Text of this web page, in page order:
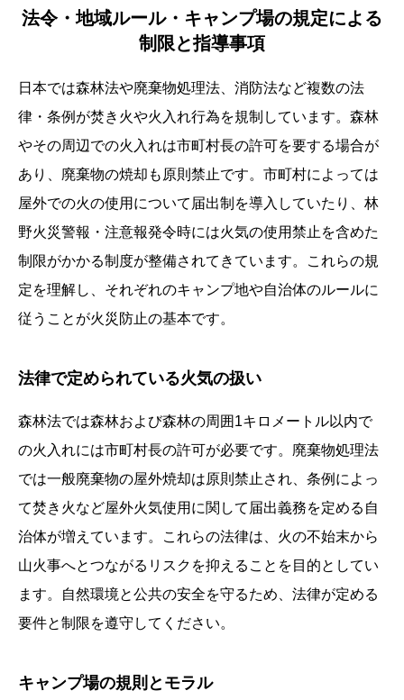
法令・地域ルール・キャンプ場の規定による
制限と指導事項
日本では森林法や廃棄物処理法、消防法など複数の法
律・条例が焚き火や火入れ行為を規制しています。森林
やその周辺での火入れは市町村長の許可を要する場合が
あり、廃棄物の焼却も原則禁止です。市町村によっては
屋外での火の使用について届出制を導入していたり、林
野火災警報・注意報発令時には火気の使用禁止を含めた
制限がかかる制度が整備されてきています。これらの規
定を理解し、それぞれのキャンプ地や自治体のルールに
従うことが火災防止の基本です。
法律で定められている火気の扱い
森林法では森林および森林の周囲1キロメートル以内で
の火入れには市町村長の許可が必要です。廃棄物処理法
では一般廃棄物の屋外焼却は原則禁止され、条例によっ
て焚き火など屋外火気使用に関して届出義務を定める自
治体が増えています。これらの法律は、火の不始末から
山火事へとつながるリスクを抑えることを目的としてい
ます。自然環境と公共の安全を守るため、法律が定める
要件と制限を遵守してください。
キャンプ場の規則とモラル